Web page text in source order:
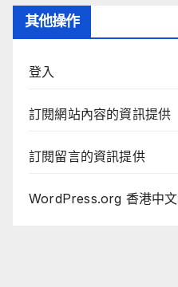
其他操作
登入
訂閱網站內容的資訊提供
訂閱留言的資訊提供
WordPress.org 香港中文